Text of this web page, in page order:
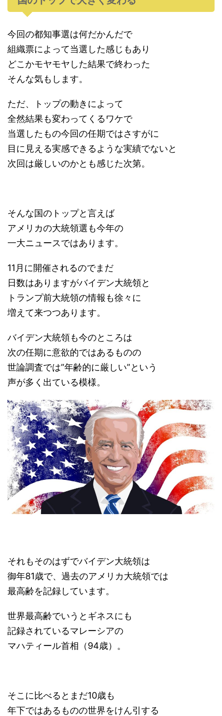
今回の都知事選は何だかんだで
組織票によって当選した感じもあり
どこかモヤモヤした結果で終わった
そんな気もします。
ただ、トップの動きによって
全然結果も変わってくるワケで
当選したもの今回の任期ではさすがに
目に見える実感できるような実績でないと
次回は厳しいのかとも感じた次第。
そんな国のトップと言えば
アメリカの大統領選も今年の
一大ニュースではあります。
11月に開催されるのでまだ
日数はありますがバイデン大統領と
トランプ前大統領の情報も徐々に
増えて来つつあります。
バイデン大統領も今のところは
次の任期に意欲的ではあるものの
世論調査では”年齢的に厳しい”という
声が多く出ている模様。
それもそのはずでバイデン大統領は
御年81歳で、過去のアメリカ大統領では
最高齢を記録しています。
世界最高齢でいうとギネスにも
記録されているマレーシアの
マハティール首相（94歳）。
そこに比べるとまだ10歳も
年下ではあるものの世界をけん引する